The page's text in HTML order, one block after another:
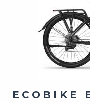
ECOBIKE